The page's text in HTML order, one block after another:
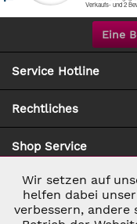
Eine
Service Hotline
Rechtliches
Shop Service
Zahlung & Versand
Notwendig
Wir setzen auf
helfen dabei
verbessern,